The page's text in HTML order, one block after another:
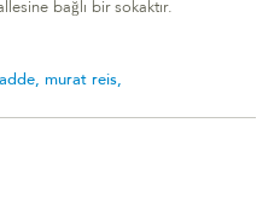
bağlı bir sokaktır.
murat reis,